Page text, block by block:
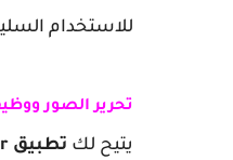
للاستخدام
تحرير الصور
يتيح لك تطبيق Infinite Painter مهكر من ميديا فاير